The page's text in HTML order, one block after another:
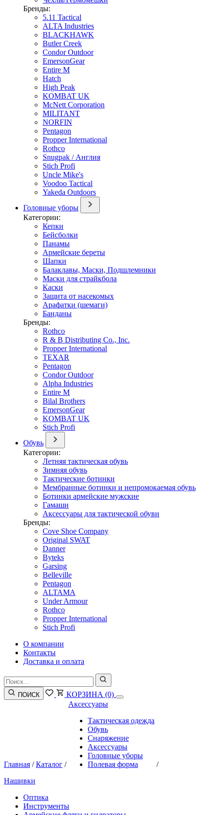
Бренды:
5.11 Tactical
ALTA Industries
BLACKHAWK
Butler Creek
Condor Outdoor
EmersonGear
Entire M
Hatch
High Peak
KOMBAT UK
McNett Corporation
MILITANT
NORFIN
Pentagon
Propper International
Rothco
Snugpak / Англия
Stich Profi
Uncle Mike's
Voodoo Tactical
Yakeda Outdoors
Головные уборы
Категории:
Кепки
Бейсболки
Панамы
Армейские береты
Шапки
Балаклавы, Маски, Подшлемники
Маски для страйкбола
Каски
Защита от насекомых
Арафатки (шемаги)
Банданы
Бренды:
Rothco
R & B Distributing Co., Inc.
Propper International
TEXAR
Pentagon
Condor Outdoor
Alpha Industries
Entire M
Bilal Brothers
EmersonGear
KOMBAT UK
Stich Profi
Обувь
Категории:
Летняя тактическая обувь
Зимняя обувь
Тактические ботинки
Мембранные ботинки и непромокаемая обувь
Ботинки армейские мужские
Гамаши
Аксессуары для тактической обуви
Бренды:
Cove Shoe Company
Original SWAT
Danner
Byteks
Garsing
Belleville
Pentagon
ALTAMA
Under Armour
Rothco
Propper International
Stich Profi
О компании
Контакты
Доставка и оплата
ПОИСК КОРЗИНА (0)
Главная /Каталог /
Аксессуары
Тактическая одежда
Обувь
Снаряжение
Аксессуары
Головные уборы
Полевая форма
/
Нашивки
Оптика
Инструменты